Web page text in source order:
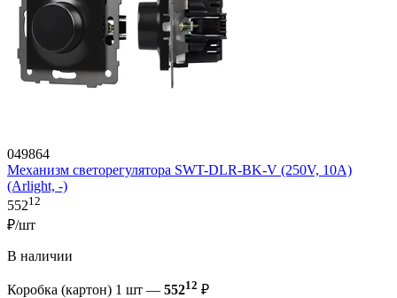
049864
Механизм светорегулятора SWT-DLR-BK-V (250V, 10A)
(Arlight, -)
55212
₽/шт
В наличии
Коробка (картон) 1 шт — 55212 ₽